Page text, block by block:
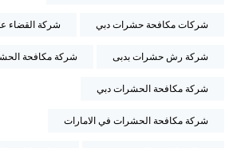
شركات مكافحة حشرات دبي شركة القضاء
شركة رش حشرات بدبى شركة مكافحة
شركة مكافحة الحشرات دبي
شركة مكافحة الحشرات في الامارات